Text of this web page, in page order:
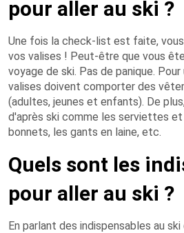
pour aller au ski ?
Une fois la check-list est faite, vous
vos valises ! Peut-être que vous
voyage de ski. Pas de panique. Pour
valises doivent comporter des
(adultes, jeunes et enfants). De
d'après ski comme les serviettes
bonnets, les gants en laine, etc.
Quels sont les
pour aller au ski ?
En parlant des indispensables au